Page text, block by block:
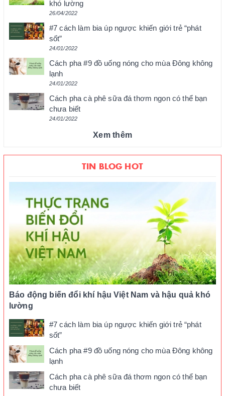
khó lường
26/04/2022
#7 cách làm bia úp ngược khiến giới trẻ “phát
sốt”
24/01/2022
Cách pha #9 đồ uống nóng cho mùa Đông không
lạnh
24/01/2022
Cách pha cà phê sữa đá thơm ngon có thể bạn
chưa biết
24/01/2022
Xem thêm
TIN BLOG HOT
Báo động biến đổi khí hậu Việt Nam và hậu quả khó
lường
#7 cách làm bia úp ngược khiến giới trẻ “phát
sốt”
Cách pha #9 đồ uống nóng cho mùa Đông không
lạnh
Cách pha cà phê sữa đá thơm ngon có thể bạn
chưa biết